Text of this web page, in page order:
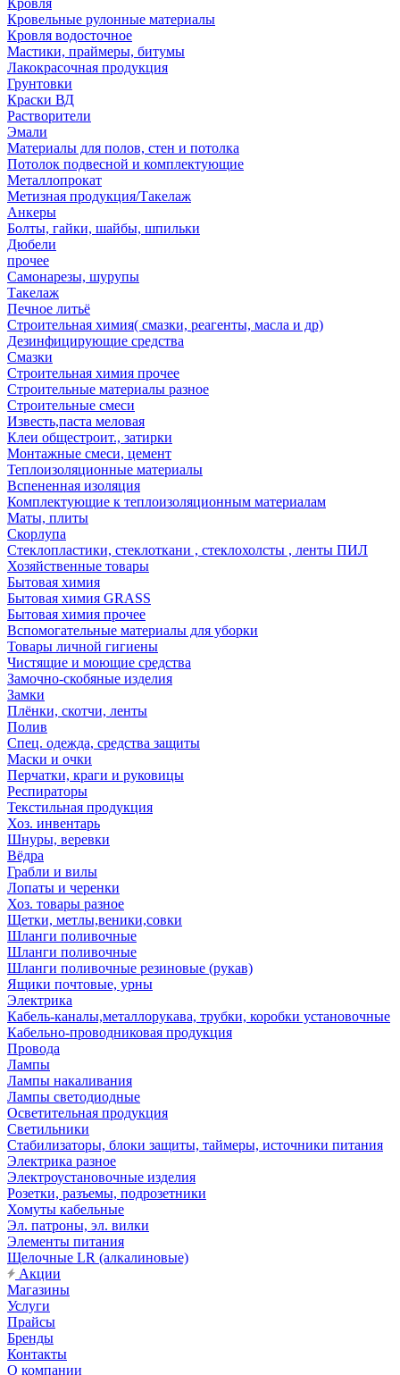
Кровля
Кровельные рулонные материалы
Кровля водосточное
Мастики, праймеры, битумы
Лакокрасочная продукция
Грунтовки
Краски ВД
Растворители
Эмали
Материалы для полов, стен и потолка
Потолок подвесной и комплектующие
Металлопрокат
Метизная продукция/Такелаж
Анкеры
Болты, гайки, шайбы, шпильки
Дюбели
прочее
Самонарезы, шурупы
Такелаж
Печное литьё
Строительная химия( смазки, реагенты, масла и др)
Дезинфицирующие средства
Смазки
Строительная химия прочее
Строительные материалы разное
Строительные смеси
Известь,паста меловая
Клеи общестроит., затирки
Монтажные смеси, цемент
Теплоизоляционные материалы
Вспененная изоляция
Комплектующие к теплоизоляционным материалам
Маты, плиты
Скорлупа
Стеклопластики, стеклоткани , стеклохолсты , ленты ПИЛ
Хозяйственные товары
Бытовая химия
Бытовая химия GRASS
Бытовая химия прочее
Вспомогательные материалы для уборки
Товары личной гигиены
Чистящие и моющие средства
Замочно-скобяные изделия
Замки
Плёнки, скотчи, ленты
Полив
Спец. одежда, средства защиты
Маски и очки
Перчатки, краги и руковицы
Респираторы
Текстильная продукция
Хоз. инвентарь
Шнуры, веревки
Вёдра
Грабли и вилы
Лопаты и черенки
Хоз. товары разное
Щетки, метлы,веники,совки
Шланги поливочные
Шланги поливочные
Шланги поливочные резиновые (рукав)
Ящики почтовые, урны
Электрика
Кабель-каналы,металлорукава, трубки, коробки установочные
Кабельно-проводниковая продукция
Провода
Лампы
Лампы накаливания
Лампы светодиодные
Осветительная продукция
Светильники
Стабилизаторы, блоки защиты, таймеры, источники питания
Электрика разное
Электроустановочные изделия
Розетки, разъемы, подрозетники
Хомуты кабельные
Эл. патроны, эл. вилки
Элементы питания
Щелочные LR (алкалиновые)
Акции
Магазины
Услуги
Прайсы
Бренды
Контакты
О компании